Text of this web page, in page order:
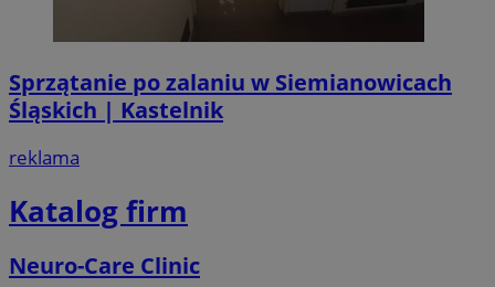
Sprzątanie po zalaniu w Siemianowicach
Śląskich | Kastelnik
reklama
Katalog firm
Neuro-Care Clinic